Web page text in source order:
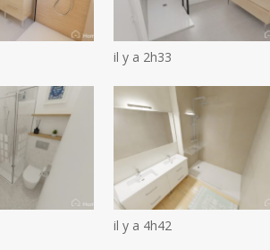
il y a 2h33
il y a 4h42